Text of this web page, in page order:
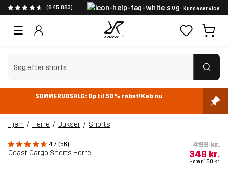
(845.883) Kundeservice
Ryd søgning
SOMMERUDSALG: Op til 50 % rabat!Køb nu
Hjem Herre Bukser Shorts
4.7 (56)
Coast Cargo Shorts Herre
499 kr.
349 kr.
- spar150 kr.